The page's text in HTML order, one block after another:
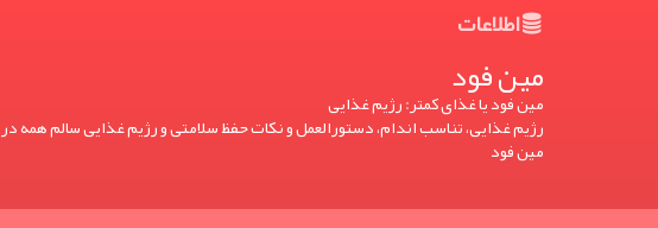
اطلاعات
مین فود
مین فود یا غذای کمتر: رژیم غذایی
رژیم غذایی، تناسب اندام، دستورالعمل و نکات حفظ سلامتی و رژیم غذایی سالم همه در
مین فود